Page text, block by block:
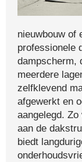
nieuwbouw of
professionele
dampscherm,
meerdere
zelfklevend
afgewerkt en
aangelegd.
aan de
biedt